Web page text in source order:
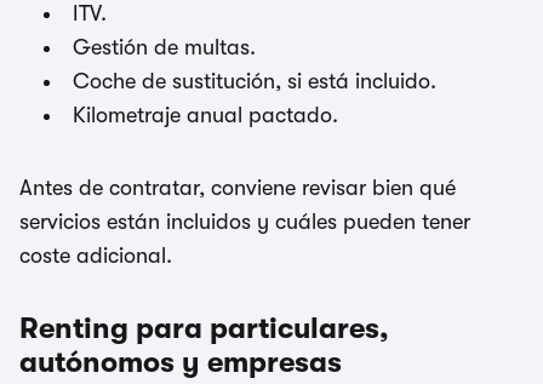
ITV.
Gestión de multas.
Coche de sustitución, si está incluido.
Kilometraje anual pactado.
Antes de contratar, conviene revisar bien qué
servicios están incluidos y cuáles pueden tener
coste adicional.
Renting para particulares,
autónomos y empresas